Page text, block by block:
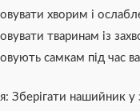
хворим і
тваринам із
самкам під час
Зберігати нашийник у